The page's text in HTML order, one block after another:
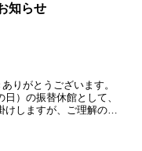
知らせ
りがとうございます。
）の振替休館として、
しますが、ご理解のほ